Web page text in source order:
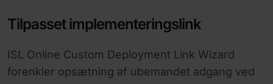
Tilpasset implementeringslink
ISL Online Custom Deployment Link Wizard
forenkler opsætning af ubemandet adgang ved